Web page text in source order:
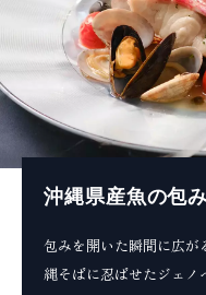
沖縄県産魚の包
包みを開いた瞬間に広が
縄そばに忍ばせたジェノ